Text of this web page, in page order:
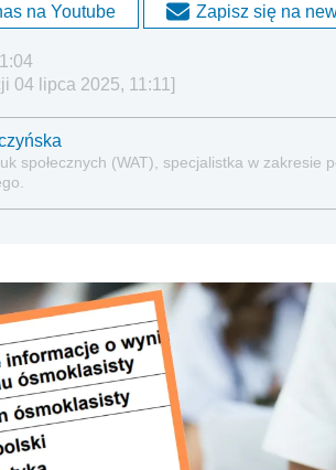
na Youtube Zapisz się na
04 lipca 2025, 11:11]
społecznych (WAT), specjalistka w